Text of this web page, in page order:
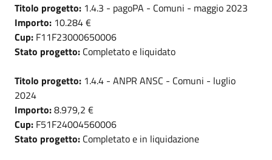
Titolo progetto: 1.4.3 - pagoPA - Comuni - maggio 2023
Importo: 10.284 €
Cup: F11F23000650006
Stato progetto: Completato e liquidato
Titolo progetto: 1.4.4 - ANPR ANSC - Comuni - luglio
2024
Importo:8.979,2 €
Cup: F51F24004560006
Stato progetto: Completato e in liquidazione